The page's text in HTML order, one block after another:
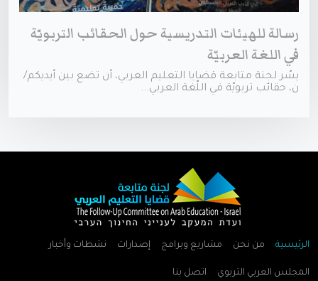
رسالة للهيئات التدريسية حول الحقائب التربويّة
في اللغة العربيّة
يسُر لجنة متابعة قضايا التعليم العربي، أن تضع بين أيديكم/
ن، حقائب تربويّة في اللّغة العربي...
الرئيسية من نحن مشاريع وبرامج إصدارات نشطات وأخبار
المجلس العربي التربوي اتصل بنا